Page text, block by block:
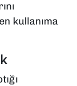
kullanıma